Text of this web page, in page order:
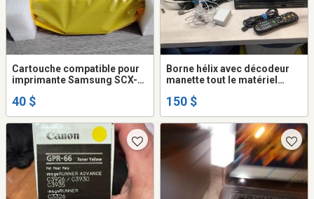
Cartouche compatible pour
imprimante Samsung SCX-
40 $
Borne hélix avec décodeur
manette tout le matériel
presque 600.00$ état neuf
150 $